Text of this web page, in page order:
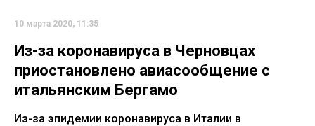
10 марта 2020, 11:35
Из-за коронавируса в Черновцах
приостановлено авиасообщение с
итальянским Бергамо
Из-за эпидемии коронавируса в Италии в